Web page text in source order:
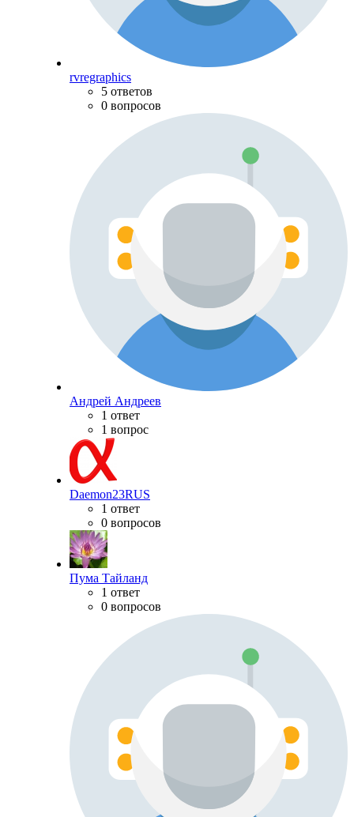
rvregraphics
5 ответов
0 вопросов
Андрей Андреев
1 ответ
1 вопрос
Daemon23RUS
1 ответ
0 вопросов
Пума Тайланд
1 ответ
0 вопросов